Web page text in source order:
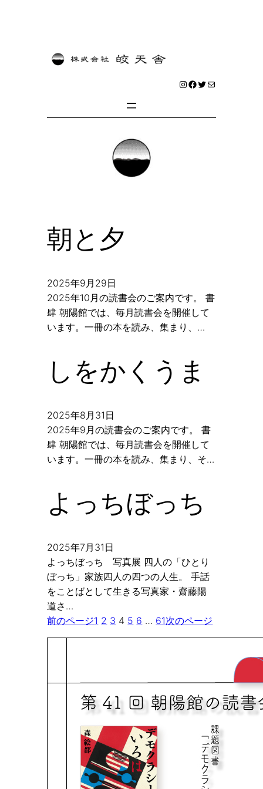
Instagram
Facebook
Twitter
メール
朝と夕
2025年9月29日
2025年10月の読書会のご案内です。 書
肆 朝陽館では、毎月読書会を開催して
います。一冊の本を読み、集まり、…
しをかくうま
2025年8月31日
2025年9月の読書会のご案内です。 書
肆 朝陽館では、毎月読書会を開催して
います。一冊の本を読み、集まり、そ…
よっちぼっち
2025年7月31日
よっちぼっち 写真展 四人の「ひとり
ぼっち」家族四人の四つの人生。 手話
をことばとして生きる写真家・齋藤陽
道さ…
前のページ1 2 3 4 5 6 … 61次のページ